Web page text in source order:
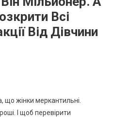
Всі
Від Дівчини
що жінки меркантильні.
І щоб перевірити